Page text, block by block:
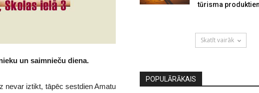
un saimnieču diena.
nevar iztikt, tāpēc sestdien Amatu
tūrisma
Skatīt vairāk
POPULĀRĀKAIS